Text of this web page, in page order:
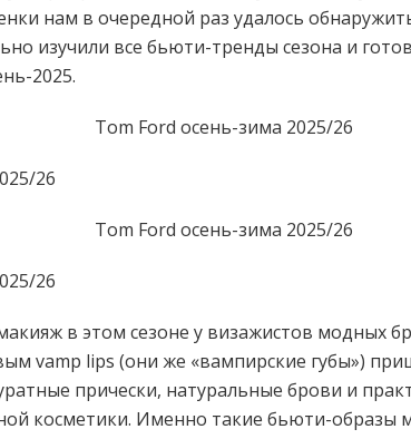
нам в очередной раз удалось
изучили все бьюти-тренды сезона и
2025.
26
26
в этом сезоне у визажистов модных
vamp lips (они же «вампирские губы»)
прически, натуральные брови и
косметики. Именно такие бьюти-образы